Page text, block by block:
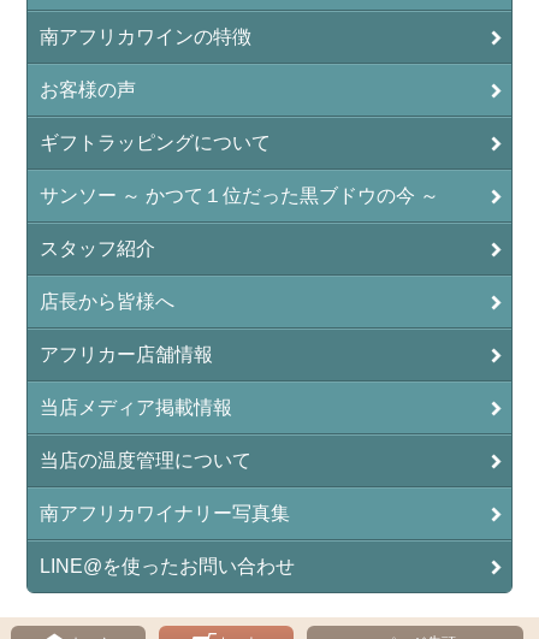
南アフリカワインの特徴
お客様の声
ギフトラッピングについて
サンソー ～ かつて１位だった黒ブドウの今 ～
スタッフ紹介
店長から皆様へ
アフリカー店舗情報
当店メディア掲載情報
当店の温度管理について
南アフリカワイナリー写真集
LINE@を使ったお問い合わせ